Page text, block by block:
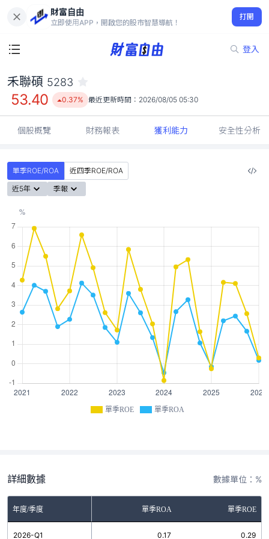
財富自由
立即使用APP，開啟您的股市智慧導航！
打開
登入
53.40
0.37%
禾聯碩 5283
53.40 0.37% 最近更新時間： 2026/08/05 05:30
個股概覽 財務報表 獲利能力 安全性分析
單季ROE/ROA
近四季ROE/ROA
近5年
季報
單季ROE 單季ROA
詳細數據 數據單位：%
年度/季度 單季ROA 單季ROE
2026-Q1 0.17 0.29